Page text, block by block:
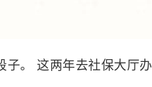
。 这两年去社保大厅